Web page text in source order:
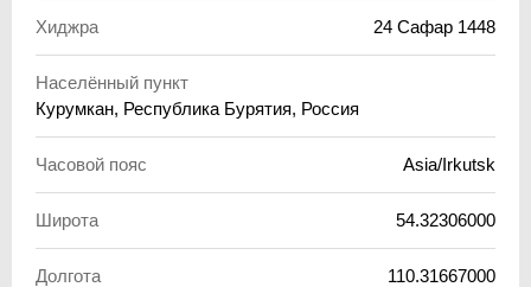
Хиджра 24 Сафар 1448
Населённый пункт
Курумкан, Республика Бурятия, Россия
Часовой пояс Asia/Irkutsk
Широта 54.32306000
Долгота 110.31667000